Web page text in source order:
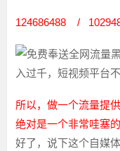
124686488 /
所以，做一个流量提
绝对是一个非常哇塞的
好了，说下这个自媒